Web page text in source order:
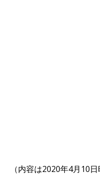
（内容は2020年4月10